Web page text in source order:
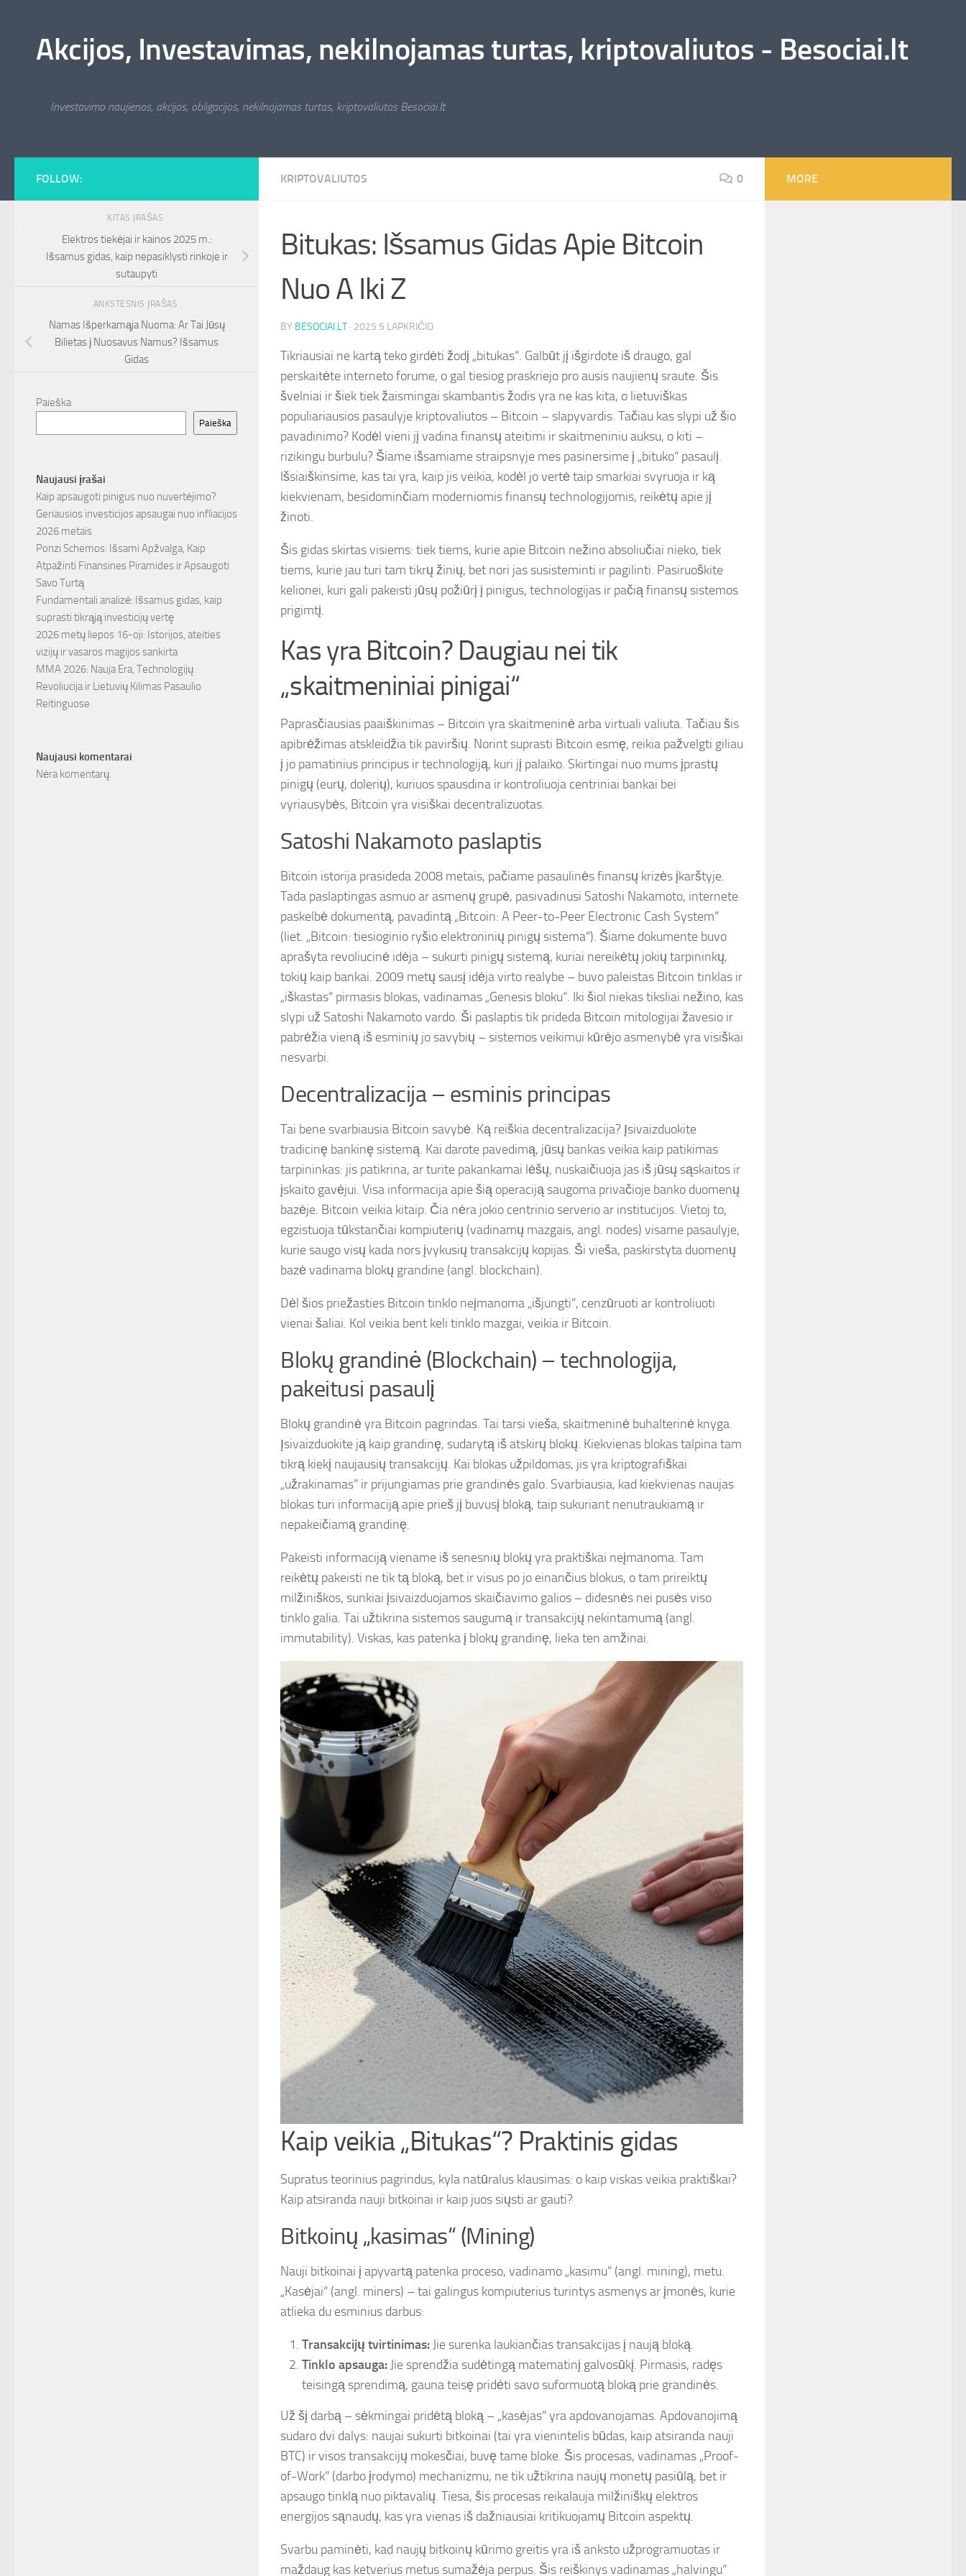
Akcijos, Investavimas, nekilnojamas turtas, kriptovaliutos - Besociai.lt
Investavimo naujienos, akcijos, obligacijos, nekilnojamas turtas, kriptovaliutos Besociai.lt
KRIPTOVALIUTOS 0
Bitukas: Išsamus Gidas Apie Bitcoin
Nuo A Iki Z
BY BESOCIAI.LT · 2025 5 LAPKRIČIO
Tikriausiai ne kartą teko girdėti žodį „bitukas“. Galbūt jį išgirdote iš draugo, gal
perskaitėte interneto forume, o gal tiesiog praskriejo pro ausis naujienų sraute. Šis
švelniai ir šiek tiek žaismingai skambantis žodis yra ne kas kita, o lietuviškas
populiariausios pasaulyje kriptovaliutos – Bitcoin – slapyvardis. Tačiau kas slypi už šio
pavadinimo? Kodėl vieni jį vadina finansų ateitimi ir skaitmeniniu auksu, o kiti –
rizikingu burbulu? Šiame išsamiame straipsnyje mes pasinersime į „bituko“ pasaulį.
Išsiaiškinsime, kas tai yra, kaip jis veikia, kodėl jo vertė taip smarkiai svyruoja ir ką
kiekvienam, besidominčiam moderniomis finansų technologijomis, reikėtų apie jį
žinoti.
Šis gidas skirtas visiems: tiek tiems, kurie apie Bitcoin nežino absoliučiai nieko, tiek
tiems, kurie jau turi tam tikrų žinių, bet nori jas susisteminti ir pagilinti. Pasiruoškite
kelionei, kuri gali pakeisti jūsų požiūrį į pinigus, technologijas ir pačią finansų sistemos
prigimtį.
Kas yra Bitcoin? Daugiau nei tik
„skaitmeniniai pinigai“
Paprasčiausias paaiškinimas – Bitcoin yra skaitmeninė arba virtuali valiuta. Tačiau šis
apibrėžimas atskleidžia tik paviršių. Norint suprasti Bitcoin esmę, reikia pažvelgti giliau
į jo pamatinius principus ir technologiją, kuri jį palaiko. Skirtingai nuo mums įprastų
pinigų (eurų, dolerių), kuriuos spausdina ir kontroliuoja centriniai bankai bei
vyriausybės, Bitcoin yra visiškai decentralizuotas.
Satoshi Nakamoto paslaptis
Bitcoin istorija prasideda 2008 metais, pačiame pasaulinės finansų krizės įkarštyje.
Tada paslaptingas asmuo ar asmenų grupė, pasivadinusi Satoshi Nakamoto, internete
paskelbė dokumentą, pavadintą „Bitcoin: A Peer-to-Peer Electronic Cash System“
(liet. „Bitcoin: tiesioginio ryšio elektroninių pinigų sistema“). Šiame dokumente buvo
aprašyta revoliucinė idėja – sukurti pinigų sistemą, kuriai nereikėtų jokių tarpininkų,
tokių kaip bankai. 2009 metų sausį idėja virto realybe – buvo paleistas Bitcoin tinklas ir
„iškastas“ pirmasis blokas, vadinamas „Genesis bloku“. Iki šiol niekas tiksliai nežino, kas
slypi už Satoshi Nakamoto vardo. Ši paslaptis tik prideda Bitcoin mitologijai žavesio ir
pabrėžia vieną iš esminių jo savybių – sistemos veikimui kūrėjo asmenybė yra visiškai
nesvarbi.
Decentralizacija – esminis principas
Tai bene svarbiausia Bitcoin savybė. Ką reiškia decentralizacija? Įsivaizduokite
tradicinę bankinę sistemą. Kai darote pavedimą, jūsų bankas veikia kaip patikimas
tarpininkas: jis patikrina, ar turite pakankamai lėšų, nuskaičiuoja jas iš jūsų sąskaitos ir
įskaito gavėjui. Visa informacija apie šią operaciją saugoma privačioje banko duomenų
bazėje. Bitcoin veikia kitaip. Čia nėra jokio centrinio serverio ar institucijos. Vietoj to,
egzistuoja tūkstančiai kompiuterių (vadinamų mazgais, angl. nodes) visame pasaulyje,
kurie saugo visų kada nors įvykusių transakcijų kopijas. Ši vieša, paskirstyta duomenų
bazė vadinama blokų grandine (angl. blockchain).
Dėl šios priežasties Bitcoin tinklo neįmanoma „išjungti“, cenzūruoti ar kontroliuoti
vienai šaliai. Kol veikia bent keli tinklo mazgai, veikia ir Bitcoin.
Blokų grandinė (Blockchain) – technologija,
pakeitusi pasaulį
Blokų grandinė yra Bitcoin pagrindas. Tai tarsi vieša, skaitmeninė buhalterinė knyga.
Įsivaizduokite ją kaip grandinę, sudarytą iš atskirų blokų. Kiekvienas blokas talpina tam
tikrą kiekį naujausių transakcijų. Kai blokas užpildomas, jis yra kriptografiškai
„užrakinamas“ ir prijungiamas prie grandinės galo. Svarbiausia, kad kiekvienas naujas
blokas turi informaciją apie prieš jį buvusį bloką, taip sukuriant nenutraukiamą ir
nepakeičiamą grandinę.
Pakeisti informaciją viename iš senesnių blokų yra praktiškai neįmanoma. Tam
reikėtų pakeisti ne tik tą bloką, bet ir visus po jo einančius blokus, o tam prireiktų
milžiniškos, sunkiai įsivaizduojamos skaičiavimo galios – didesnės nei pusės viso
tinklo galia. Tai užtikrina sistemos saugumą ir transakcijų nekintamumą (angl.
immutability). Viskas, kas patenka į blokų grandinę, lieka ten amžinai.
Kaip veikia „Bitukas“? Praktinis gidas
Supratus teorinius pagrindus, kyla natūralus klausimas: o kaip viskas veikia praktiškai?
Kaip atsiranda nauji bitkoinai ir kaip juos siųsti ar gauti?
Bitkoinų „kasimas“ (Mining)
Nauji bitkoinai į apyvartą patenka proceso, vadinamo „kasimu“ (angl. mining), metu.
„Kasėjai“ (angl. miners) – tai galingus kompiuterius turintys asmenys ar įmonės, kurie
atlieka du esminius darbus:
Transakcijų tvirtinimas: Jie surenka laukiančias transakcijas į naują bloką.
Tinklo apsauga: Jie sprendžia sudėtingą matematinį galvosūkį. Pirmasis, radęs
teisingą sprendimą, gauna teisę pridėti savo suformuotą bloką prie grandinės.
Už šį darbą – sėkmingai pridėtą bloką – „kasėjas“ yra apdovanojamas. Apdovanojimą
sudaro dvi dalys: naujai sukurti bitkoinai (tai yra vienintelis būdas, kaip atsiranda nauji
BTC) ir visos transakcijų mokesčiai, buvę tame bloke. Šis procesas, vadinamas „Proof-
of-Work“ (darbo įrodymo) mechanizmu, ne tik užtikrina naujų monetų pasiūlą, bet ir
apsaugo tinklą nuo piktavalių. Tiesa, šis procesas reikalauja milžiniškų elektros
energijos sąnaudų, kas yra vienas iš dažniausiai kritikuojamų Bitcoin aspektų.
Svarbu paminėti, kad naujų bitkoinų kūrimo greitis yra iš anksto užprogramuotas ir
maždaug kas ketverius metus sumažėja perpus. Šis reiškinys vadinamas „halvingu“
FOLLOW:
KITAS ĮRAŠAS
Elektros tiekėjai ir kainos 2025 m.:
Išsamus gidas, kaip nepasiklysti rinkoje ir
sutaupyti
ANKSTESNIS ĮRAŠAS
Namas Išperkamąja Nuoma: Ar Tai Jūsų
Bilietas į Nuosavus Namus? Išsamus
Gidas
Paieška
Paieška
Naujausi įrašai
Kaip apsaugoti pinigus nuo nuvertėjimo?
Geriausios investicijos apsaugai nuo infliacijos
2026 metais
Ponzi Schemos: Išsami Apžvalga, Kaip
Atpažinti Finansines Piramides ir Apsaugoti
Savo Turtą
Fundamentali analizė: Išsamus gidas, kaip
suprasti tikrąją investicijų vertę
2026 metų liepos 16-oji: Istorijos, ateities
vizijų ir vasaros magijos sankirta
MMA 2026: Nauja Era, Technologijų
Revoliucija ir Lietuvių Kilimas Pasaulio
Reitinguose
Naujausi komentarai
Nėra komentarų.
MORE